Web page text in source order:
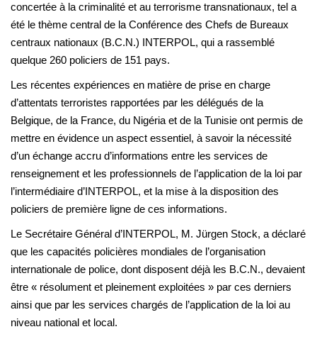
concertée à la criminalité et au terrorisme transnationaux, tel a
été le thème central de la Conférence des Chefs de Bureaux
centraux nationaux (B.C.N.) INTERPOL, qui a rassemblé
quelque 260 policiers de 151 pays.
Les récentes expériences en matière de prise en charge
d’attentats terroristes rapportées par les délégués de la
Belgique, de la France, du Nigéria et de la Tunisie ont permis de
mettre en évidence un aspect essentiel, à savoir la nécessité
d’un échange accru d’informations entre les services de
renseignement et les professionnels de l’application de la loi par
l’intermédiaire d’INTERPOL, et la mise à la disposition des
policiers de première ligne de ces informations.
Le Secrétaire Général d’INTERPOL, M. Jürgen Stock, a déclaré
que les capacités policières mondiales de l’organisation
internationale de police, dont disposent déjà les B.C.N., devaient
être « résolument et pleinement exploitées » par ces derniers
ainsi que par les services chargés de l’application de la loi au
niveau national et local.